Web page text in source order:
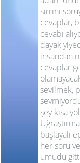
sırrını
cevaplar,
cevabı
dayak
insandan
cevaplar
sevilmek,
şey kısa
başlayalı
her soru
umudu